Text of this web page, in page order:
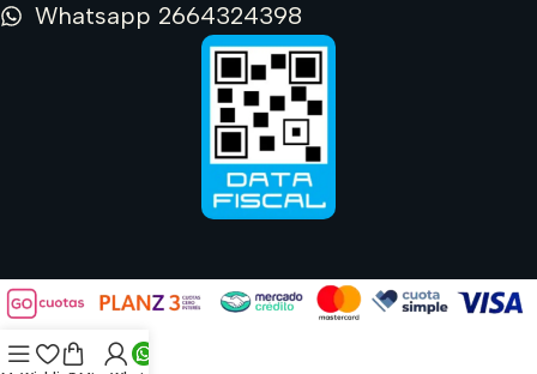
Whatsapp 2664324398